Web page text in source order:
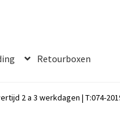
Retourboxen
2 a 3 werkdagen | T:074-